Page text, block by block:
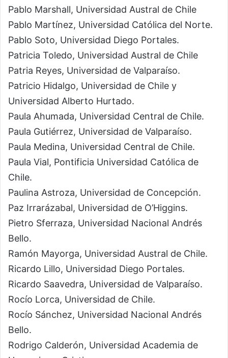
Pablo Marshall, Universidad Austral de Chile
Pablo Martínez, Universidad Católica del Norte.
Pablo Soto, Universidad Diego Portales.
Patricia Toledo, Universidad Austral de Chile
Patria Reyes, Universidad de Valparaíso.
Patricio Hidalgo, Universidad de Chile y
Universidad Alberto Hurtado.
Paula Ahumada, Universidad Central de Chile.
Paula Gutiérrez, Universidad de Valparaíso.
Paula Medina, Universidad Central de Chile.
Paula Vial, Pontificia Universidad Católica de
Chile.
Paulina Astroza, Universidad de Concepción.
Paz Irrarázabal, Universidad de O’Higgins.
Pietro Sferraza, Universidad Nacional Andrés
Bello.
Ramón Mayorga, Universidad Austral de Chile.
Ricardo Lillo, Universidad Diego Portales.
Ricardo Saavedra, Universidad de Valparaíso.
Rocío Lorca, Universidad de Chile.
Rocío Sánchez, Universidad Nacional Andrés
Bello.
Rodrigo Calderón, Universidad Academia de